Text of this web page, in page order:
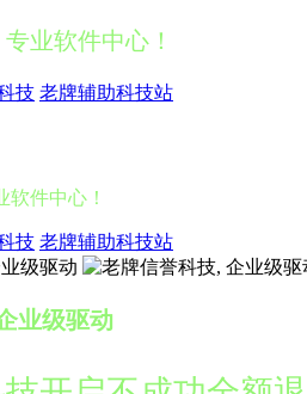
业软件中心！
技 老牌辅助科技站
软件中心！
技 老牌辅助科技站
业级驱动